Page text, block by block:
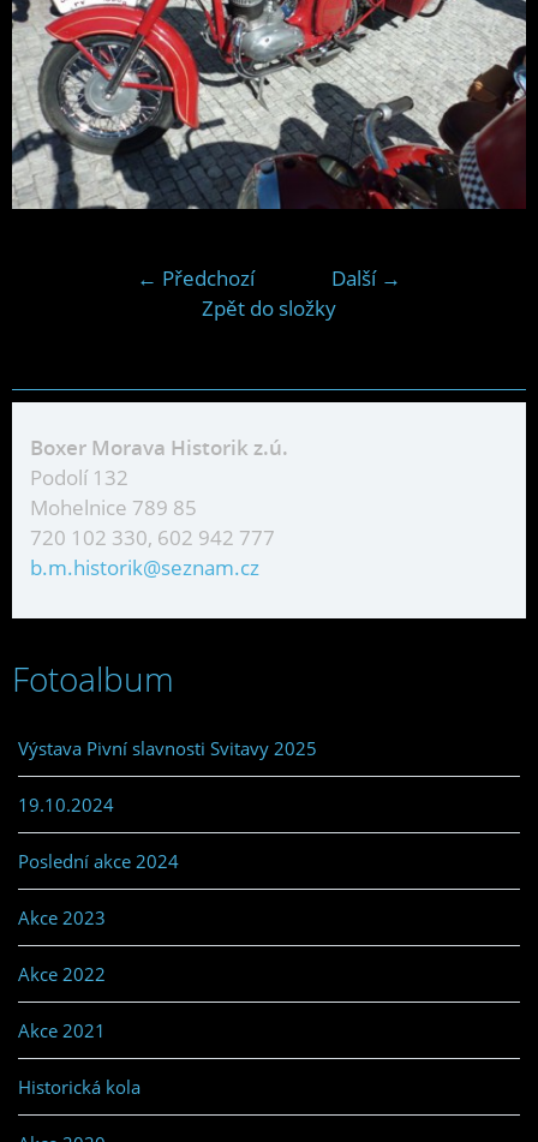
← Předchozí
Další →
Zpět do složky
Boxer Morava Historik z.ú.
Podolí 132
Mohelnice 789 85
720 102 330, 602 942 777
b.m.historik@seznam.cz
Fotoalbum
Výstava Pivní slavnosti Svitavy 2025
19.10.2024
Poslední akce 2024
Akce 2023
Akce 2022
Akce 2021
Historická kola